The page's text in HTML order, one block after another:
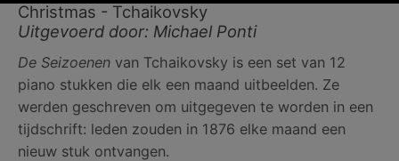
Christmas - Tchaikovsky
Uitgevoerd door: Michael Ponti
De Seizoenen van Tchaikovsky is een set van 12
piano stukken die elk een maand uitbeelden. Ze
werden geschreven om uitgegeven te worden in een
tijdschrift: leden zouden in 1876 elke maand een
nieuw stuk ontvangen.